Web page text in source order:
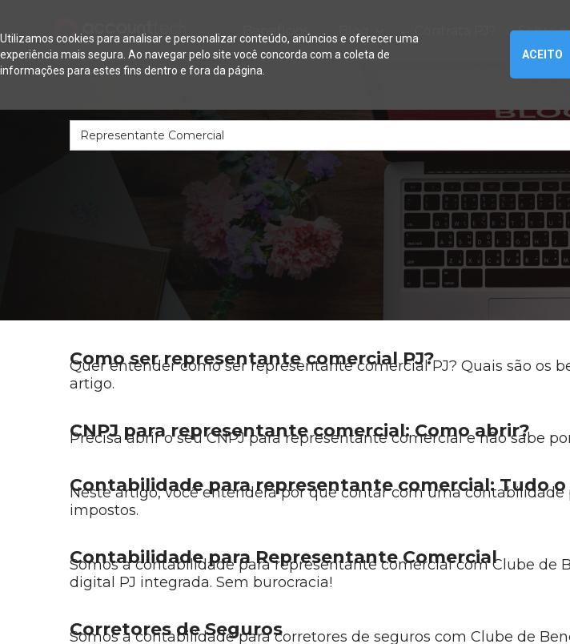
Benefícios Blog Sobre
Utilizamos cookies para analisar e personalizar conteúdo, anúncios e oferecer uma
experiência mais segura. Ao navegar pelo site você concorda com a coleta de
informações para estes fins dentro e fora da página.
ACEITO
Como ser representante comercial PJ?
Quer entender como ser representante comercial PJ? Quais são os
artigo.
CNPJ para representante comercial: Como abrir?
Precisa abrir o seu CNPJ para representante comercial e não sabe
Contabilidade para representante comercial: Tudo
Neste artigo, você entenderá por que contar com uma
impostos.
Contabilidade para Representante Comercial
Somos a contabilidade para representante comercial com Clube de
digital PJ integrada. Sem burocracia!
Corretores de Seguros
Somos a contabilidade para corretores de seguros com Clube de